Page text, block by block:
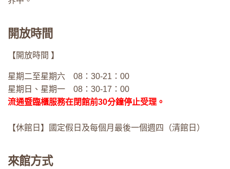
開放時間
【開放時間 】
星期二至星期六 08：30-21：00
星期日、星期一 08：30-17：00
流通暨臨櫃服務在閉館前30分鐘停止受理。
【休館日】國定假日及每個月最後一個週四（清館日）
來館方式